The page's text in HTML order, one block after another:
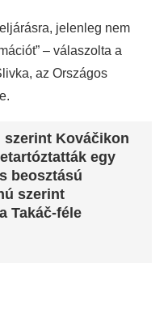
jelenleg nem
– válaszolta a
az Országos
szerint Kováčikon
egy
beosztású
szerint
Takáč-féle